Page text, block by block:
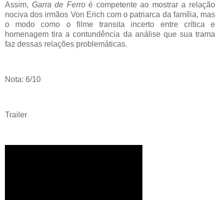
Assim, Garra de Ferroé competente ao mostrar a relação
nociva dos irmãos Von Erich com o patriarca da família, mas
o modo como o filme transita incerto entre crítica e
homenagem tira a contundência da análise que sua trama
faz dessas relações problemáticas.
Nota: 6/10
Trailer